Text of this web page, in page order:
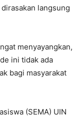
langsung
menyayangkan,
ini tidak ada
bagi masyarakat
(SEMA) UIN